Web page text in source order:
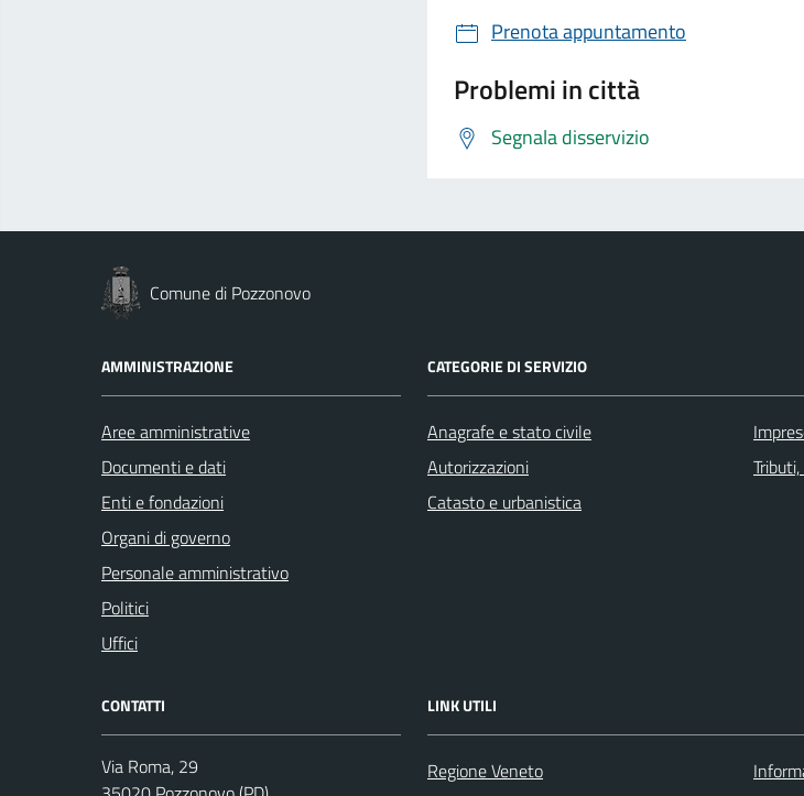
Prenota appuntamento
Problemi in città
Segnala disservizio
Comune di Pozzonovo
AMMINISTRAZIONE
Aree amministrative
Documenti e dati
Enti e fondazioni
Organi di governo
Personale amministrativo
Politici
Uffici
CATEGORIE DI SERVIZIO
Anagrafe e stato civile
Autorizzazioni
Catasto e urbanistica
CONTATTI
Via Roma, 29
LINK UTILI
Regione Veneto